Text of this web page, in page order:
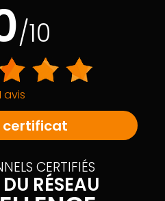
/10
avis
certificat
CERTIFIÉS
RÉSEAU